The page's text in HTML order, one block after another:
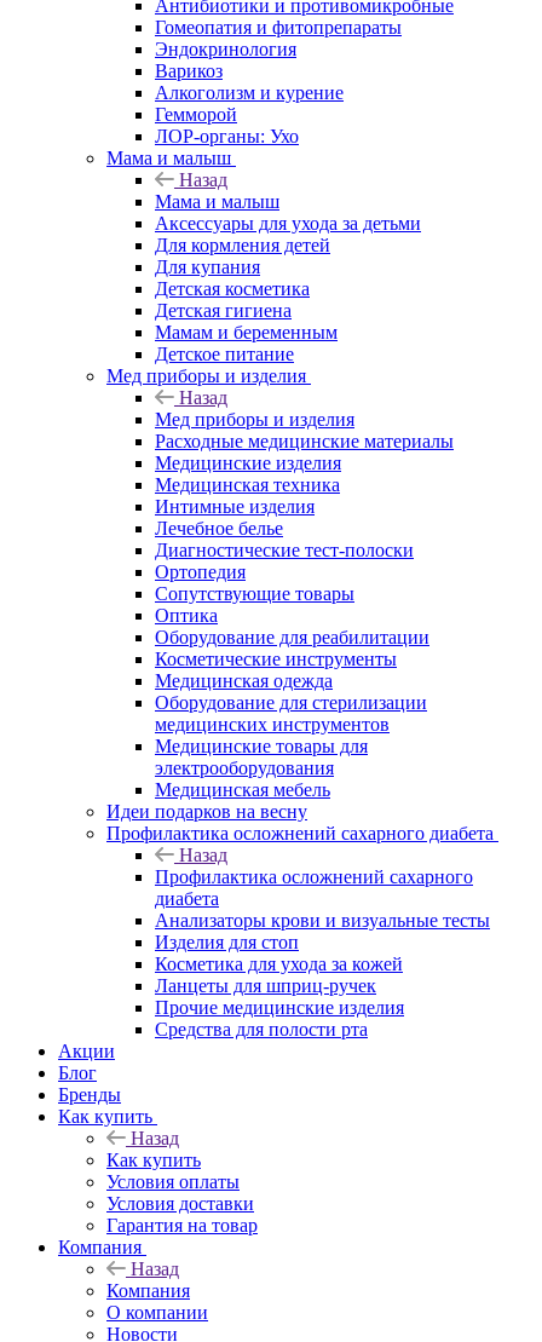
Антибиотики и противомикробные
Гомеопатия и фитопрепараты
Эндокринология
Варикоз
Алкоголизм и курение
Гемморой
ЛОР-органы: Ухо
Мама и малыш
Назад
Мама и малыш
Аксессуары для ухода за детьми
Для кормления детей
Для купания
Детская косметика
Детская гигиена
Мамам и беременным
Детское питание
Мед приборы и изделия
Назад
Мед приборы и изделия
Расходные медицинские материалы
Медицинские изделия
Медицинская техника
Интимные изделия
Лечебное белье
Диагностические тест-полоски
Ортопедия
Сопутствующие товары
Оптика
Оборудование для реабилитации
Косметические инструменты
Медицинская одежда
Оборудование для стерилизации
медицинских инструментов
Медицинские товары для
электрооборудования
Медицинская мебель
Идеи подарков на весну
Профилактика осложнений сахарного диабета
Назад
Профилактика осложнений сахарного
диабета
Анализаторы крови и визуальные тесты
Изделия для стоп
Косметика для ухода за кожей
Ланцеты для шприц-ручек
Прочие медицинские изделия
Средства для полости рта
Акции
Блог
Бренды
Как купить
Назад
Как купить
Условия оплаты
Условия доставки
Гарантия на товар
Компания
Назад
Компания
О компании
Новости